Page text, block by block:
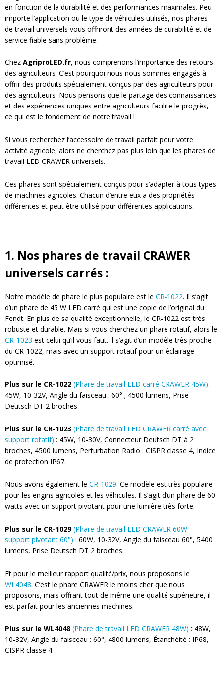
en fonction de la durabilité et des performances maximales. Peu
importe l’application ou le type de véhicules utilisés, nos phares
de travail universels vous offriront des années de durabilité et de
service fiable sans problème.
Chez AgriproLED.fr, nous comprenons l’importance des retours
des agriculteurs. C’est pourquoi nous nous sommes engagés à
offrir des produits spécialement conçus par des agriculteurs pour
des agriculteurs. Nous pensons que le partage des connaissances
et des expériences uniques entre agriculteurs facilite le progrès,
ce qui est le fondement de notre travail !
Si vous recherchez l’accessoire de travail parfait pour votre
activité agricole, alors ne cherchez pas plus loin que les phares de
travail LED CRAWER universels.
Ces phares sont spécialement conçus pour s’adapter à tous types
de machines agricoles. Chacun d’entre eux a des propriétés
différentes et peut être utilisé pour différentes applications.
1. Nos phares de travail CRAWER
universels carrés :
Notre modèle de phare le plus populaire est le CR-1022. Il s’agit
d’un phare de 45 W LED carré qui est une copie de l’original du
Fendt. En plus de sa qualité exceptionnelle, le CR-1022 est très
robuste et durable. Mais si vous cherchez un phare rotatif, alors le
CR-1023 est celui qu’il vous faut. Il s’agit d’un modèle très proche
du CR-1022, mais avec un support rotatif pour un éclairage
optimisé.
Plus sur le CR-1022 (Phare de travail LED carré CRAWER 45W) :
45W, 10-32V, Angle du faisceau : 60° ; 4500 lumens, Prise
Deutsch DT 2 broches.
Plus sur le CR-1023 (Phare de travail LED CRAWER carré avec
support rotatif) : 45W, 10-30V, Connecteur Deutsch DT à 2
broches, 4500 lumens, Perturbation Radio : CISPR classe 4, Indice
de protection IP67.
Nous avons également le CR-1029. Ce modèle est très populaire
pour les engins agricoles et les véhicules. Il s’agit d’un phare de 60
watts avec un support pivotant pour une lumière très forte.
Plus sur le CR-1029 (Phare de travail LED CRAWER 60W –
support pivotant 60°) : 60W, 10-32V, Angle du faisceau 60°, 5400
lumens, Prise Deutsch DT 2 broches.
Et pour le meilleur rapport qualité/prix, nous proposons le
WL4048. C’est le phare CRAWER le moins cher que nous
proposons, mais offrant tout de même une qualité supérieure, il
est parfait pour les anciennes machines.
Plus sur le WL4048 (Phare de travail LED CRAWER 48W) : 48W,
10-32V, Angle du faisceau : 60°, 4800 lumens, Étanchéité : IP68,
CISPR classe 4.